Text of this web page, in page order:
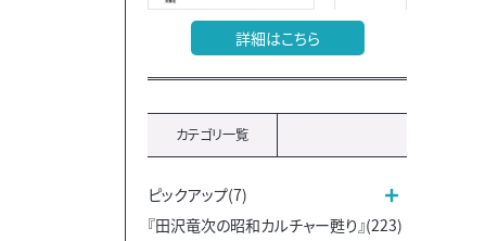
詳細はこちら
カテゴリ一覧
ピックアップ(7)
『田沢竜次の昭和カルチャー甦り』(223)